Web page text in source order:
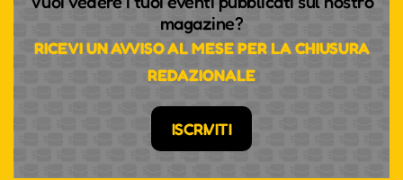
magazine?
RICEVI UN AVVISO AL MESE PER LA CHIUSURA
REDAZIONALE
ISCRIVITI